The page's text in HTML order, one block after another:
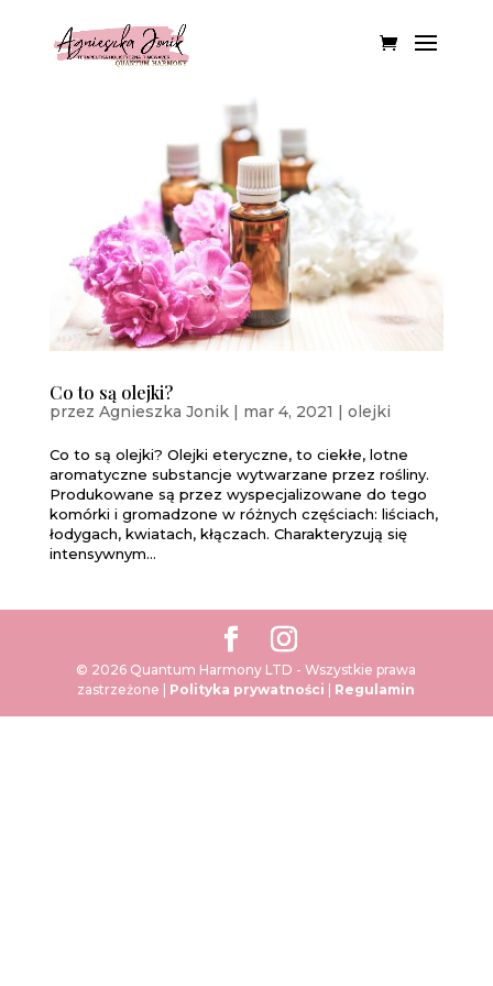
Co to są olejki?
przez Agnieszka Jonik| mar 4, 2021 | olejki
Co to są olejki? Olejki eteryczne, to ciekłe, lotne
aromatyczne substancje wytwarzane przez rośliny.
Produkowane są przez wyspecjalizowane do tego
komórki i gromadzone w różnych częściach: liściach,
łodygach, kwiatach, kłączach. Charakteryzują się
intensywnym...
© 2026 Quantum Harmony LTD - Wszystkie prawa
zastrzeżone | Polityka prywatności Regulamin